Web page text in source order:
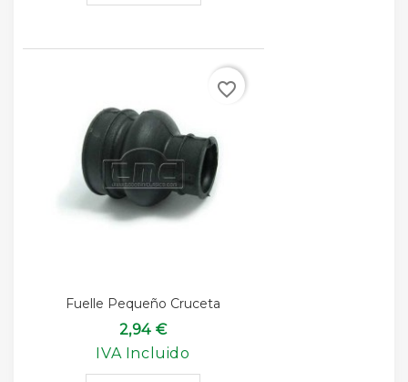
Fuelle Pequeño Cruceta
2,94 €
IVA Incluido
favorite_border